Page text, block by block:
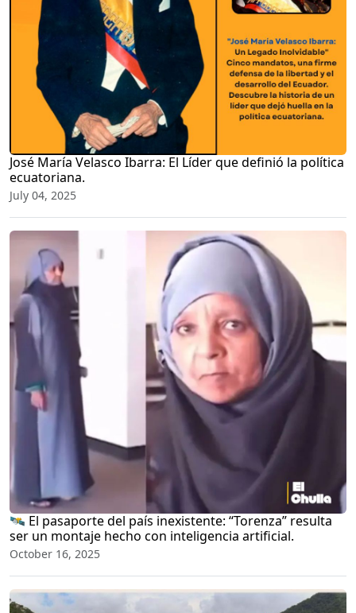
José María Velasco Ibarra: El Líder que definió la política
ecuatoriana.
July 04, 2025
🛰️ El pasaporte del país inexistente: “Torenza” resulta
ser un montaje hecho con inteligencia artificial.
October 16, 2025